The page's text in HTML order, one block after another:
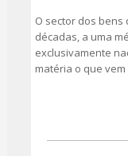
O sector dos bens
décadas, a uma
exclusivamente
matéria o que